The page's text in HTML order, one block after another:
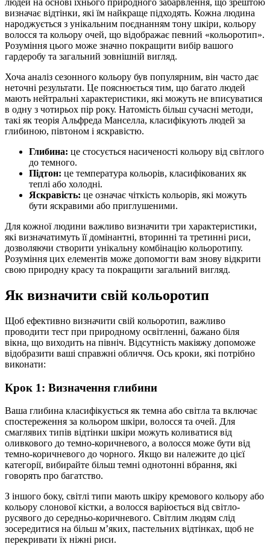
людей на основі їхнього природного забарвлення, що зрештою
визначає відтінки, які їм найкраще підходять. Кожна людина
народжується з унікальним поєднанням тону шкіри, кольору
волосся та кольору очей, що відображає певний «кольоротип».
Розуміння цього може значно покращити вибір вашого
гардеробу та загальний зовнішній вигляд.
Хоча аналіз сезонного кольору був популярним, він часто дає
неточні результати. Це пояснюється тим, що багато людей
мають нейтральні характеристики, які можуть не вписуватися
в одну з чотирьох пір року. Натомість більш сучасні методи,
такі як теорія Альфреда Манселла, класифікують людей за
глибиною, півтоном і яскравістю.
Глибина: це стосується насиченості кольору від світлого
до темного.
Підтон: це температура кольорів, класифікованих як
теплі або холодні.
Яскравість: це означає чіткість кольорів, які можуть
бути яскравими або приглушеними.
Для кожної людини важливо визначити три характеристики,
які визначатимуть її домінантні, вторинні та третинні риси,
дозволяючи створити унікальну комбінацію кольоротипу.
Розуміння цих елементів може допомогти вам знову відкрити
свою природну красу та покращити загальний вигляд.
Як визначити свій кольоротип
Щоб ефективно визначити свій кольоротип, важливо
проводити тест при природному освітленні, бажано біля
вікна, що виходить на північ. Відсутність макіяжу допоможе
відобразити ваші справжні обличчя. Ось кроки, які потрібно
виконати:
Крок 1: Визначення глибини
Ваша глибина класифікується як темна або світла та включає
спостереження за кольором шкіри, волосся та очей. Для
смаглявих типів відтінки шкіри можуть коливатися від
оливкового до темно-коричневого, а волосся може бути від
темно-коричневого до чорного. Якщо ви належите до цієї
категорії, вибирайте більш темні однотонні вбрання, які
говорять про багатство.
З іншого боку, світлі типи мають шкіру кремового кольору або
кольору слонової кістки, а волосся варіюється від світло-
русявого до середньо-коричневого. Світлим людям слід
зосередитися на більш м’яких, пастельних відтінках, щоб не
перекривати їх ніжні риси.